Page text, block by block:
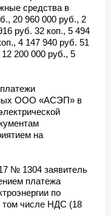
средства в
20 960 000 руб., 2
руб. 32 коп., 5 494
4 147 940 руб. 51
200 000 руб., 5
ООО «АСЭП» в
на
№ 1304 заявитель
платежа
по
том числе НДС (18